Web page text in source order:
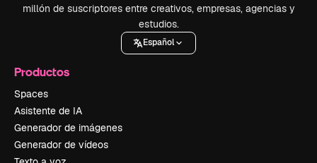
millón de suscriptores entre creativos, empresas, agencias y
estudios.
Español
Productos
Spaces
Asistente de IA
Generador de imágenes
Generador de vídeos